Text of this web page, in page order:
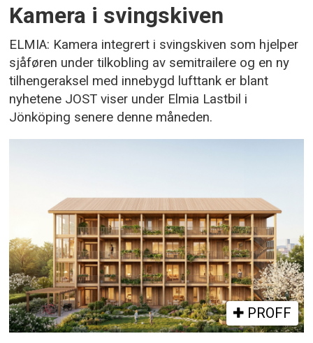
Kamera i svingskiven
ELMIA: Kamera integrert i svingskiven som hjelper
sjåføren under tilkobling av semitrailere og en ny
tilhengeraksel med innebygd lufttank er blant
nyhetene JOST viser under Elmia Lastbil i
Jönköping senere denne måneden.
PROFF